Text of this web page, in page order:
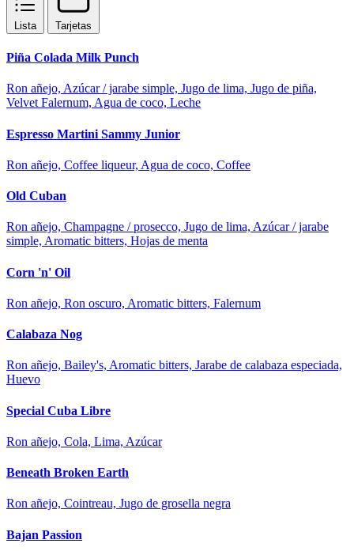
Lista Tarjetas
Piña Colada Milk Punch
Ron añejo, Azúcar / jarabe simple, Jugo de lima, Jugo de piña,
Velvet Falernum, Agua de coco, Leche
Espresso Martini Sammy Junior
Ron añejo, Coffee liqueur, Agua de coco, Coffee
Old Cuban
Ron añejo, Champagne / prosecco, Jugo de lima, Azúcar / jarabe
simple, Aromatic bitters, Hojas de menta
Corn 'n' Oil
Ron añejo, Ron oscuro, Aromatic bitters, Falernum
Calabaza Nog
Ron añejo, Bailey's, Aromatic bitters, Jarabe de calabaza especiada,
Huevo
Special Cuba Libre
Ron añejo, Cola, Lima, Azúcar
Beneath Broken Earth
Ron añejo, Cointreau, Jugo de grosella negra
Bajan Passion